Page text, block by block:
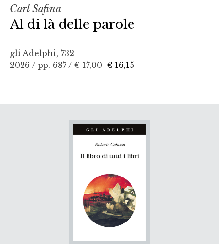
Carl Safina
Al di là delle parole
gli Adelphi, 732
2026 / pp. 687 / € 17,00 € 16,15